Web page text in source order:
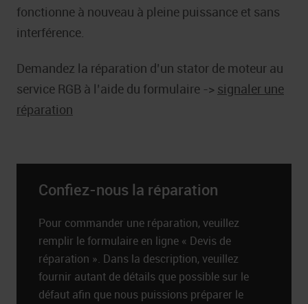
fonctionne à nouveau à pleine puissance et sans
interférence.
Demandez la réparation d’un stator de moteur au
service RGB à l’aide du formulaire -> signaler une
réparation
Confiez-nous la réparation
Pour commander une réparation, veuillez
remplir le formulaire en ligne « Devis de
réparation ». Dans la description, veuillez
fournir autant de détails que possible sur le
défaut afin que nous puissions préparer le